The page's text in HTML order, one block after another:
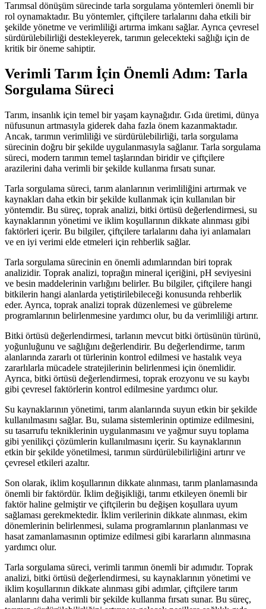
Tarımsal dönüşüm sürecinde tarla sorgulama yöntemleri önemli bir
rol oynamaktadır. Bu yöntemler, çiftçilere tarlalarını daha etkili bir
şekilde yönetme ve verimliliği artırma imkanı sağlar. Ayrıca çevresel
sürdürülebilirliği destekleyerek, tarımın gelecekteki sağlığı için de
kritik bir öneme sahiptir.
Verimli Tarım İçin Önemli Adım: Tarla
Sorgulama Süreci
Tarım, insanlık için temel bir yaşam kaynağıdır. Gıda üretimi, dünya
nüfusunun artmasıyla giderek daha fazla önem kazanmaktadır.
Ancak, tarımın verimliliği ve sürdürülebilirliği, tarla sorgulama
sürecinin doğru bir şekilde uygulanmasıyla sağlanır. Tarla sorgulama
süreci, modern tarımın temel taşlarından biridir ve çiftçilere
arazilerini daha verimli bir şekilde kullanma fırsatı sunar.
Tarla sorgulama süreci, tarım alanlarının verimliliğini artırmak ve
kaynakları daha etkin bir şekilde kullanmak için kullanılan bir
yöntemdir. Bu süreç, toprak analizi, bitki örtüsü değerlendirmesi, su
kaynaklarının yönetimi ve iklim koşullarının dikkate alınması gibi
faktörleri içerir. Bu bilgiler, çiftçilere tarlalarını daha iyi anlamaları
ve en iyi verimi elde etmeleri için rehberlik sağlar.
Tarla sorgulama sürecinin en önemli adımlarından biri toprak
analizidir. Toprak analizi, toprağın mineral içeriğini, pH seviyesini
ve besin maddelerinin varlığını belirler. Bu bilgiler, çiftçilere hangi
bitkilerin hangi alanlarda yetiştirilebileceği konusunda rehberlik
eder. Ayrıca, toprak analizi toprak düzenlemesi ve gübreleme
programlarının belirlenmesine yardımcı olur, bu da verimliliği artırır.
Bitki örtüsü değerlendirmesi, tarlanın mevcut bitki örtüsünün türünü,
yoğunluğunu ve sağlığını değerlendirir. Bu değerlendirme, tarım
alanlarında zararlı ot türlerinin kontrol edilmesi ve hastalık veya
zararlılarla mücadele stratejilerinin belirlenmesi için önemlidir.
Ayrıca, bitki örtüsü değerlendirmesi, toprak erozyonu ve su kaybı
gibi çevresel faktörlerin kontrol edilmesine yardımcı olur.
Su kaynaklarının yönetimi, tarım alanlarında suyun etkin bir şekilde
kullanılmasını sağlar. Bu, sulama sistemlerinin optimize edilmesini,
su tasarrufu tekniklerinin uygulanmasını ve yağmur suyu toplama
gibi yenilikçi çözümlerin kullanılmasını içerir. Su kaynaklarının
etkin bir şekilde yönetilmesi, tarımın sürdürülebilirliğini artırır ve
çevresel etkileri azaltır.
Son olarak, iklim koşullarının dikkate alınması, tarım planlamasında
önemli bir faktördür. İklim değişikliği, tarımı etkileyen önemli bir
faktör haline gelmiştir ve çiftçilerin bu değişen koşullara uyum
sağlaması gerekmektedir. İklim verilerinin dikkate alınması, ekim
dönemlerinin belirlenmesi, sulama programlarının planlanması ve
hasat zamanlamasının optimize edilmesi gibi kararların alınmasına
yardımcı olur.
Tarla sorgulama süreci, verimli tarımın önemli bir adımıdır. Toprak
analizi, bitki örtüsü değerlendirmesi, su kaynaklarının yönetimi ve
iklim koşullarının dikkate alınması gibi adımlar, çiftçilere tarım
alanlarını daha verimli bir şekilde kullanma fırsatı sunar. Bu süreç,